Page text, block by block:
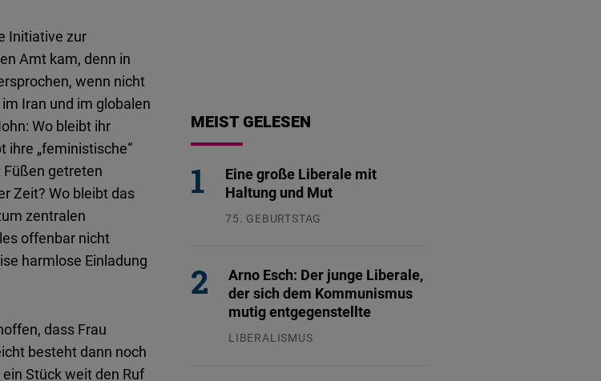
Initiative zur
Amt kam, denn in
wenn nicht
Iran und im globalen
Wo bleibt ihr
ihre „feministische“
getreten
Zeit? Wo bleibt das
zentralen
offenbar nicht
harmlose Einladung
dass Frau
besteht dann noch
Stück weit den Ruf
MEIST GELESEN
Eine große Liberale mit
Haltung und Mut
75. GEBURTSTAG
Arno Esch: Der junge Liberale,
der sich dem Kommunismus
mutig entgegenstellte
LIBERALISMUS